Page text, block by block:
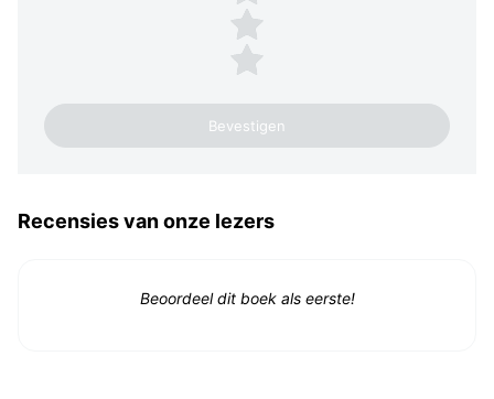
2 sterren
1 ster
Recensies van onze lezers
Beoordeel dit boek als eerste!